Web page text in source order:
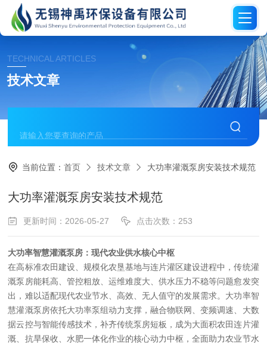
TECHNICAL ARTICLES
技术文章
当前位置：首页 技术文章 大功率灌溉泵房安装技术规范
大功率灌溉泵房安装技术规范
更新时间：2026-05-27 点击次数：253
大功率智慧灌溉泵房：现代农业供水核心中枢
在高标准农田建设、规模化农垦基地与连片灌区建设进程中，传统灌
溉泵房能耗高、管控粗放、运维难度大、供水压力不稳等问题愈发突
出，难以适配现代农业节水、高效、无人值守的发展需求。大功率智
慧灌溉泵房依托大功率泵组动力支撑，融合物联网、变频调速、大数
据云控与智能传感技术，补齐传统泵房短板，成为大面积农田连片灌
溉、抗旱保收、水肥一体化作业的核心动力中枢，全面助力农业节水